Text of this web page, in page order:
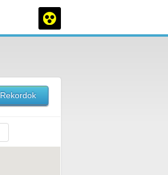
Rekordok